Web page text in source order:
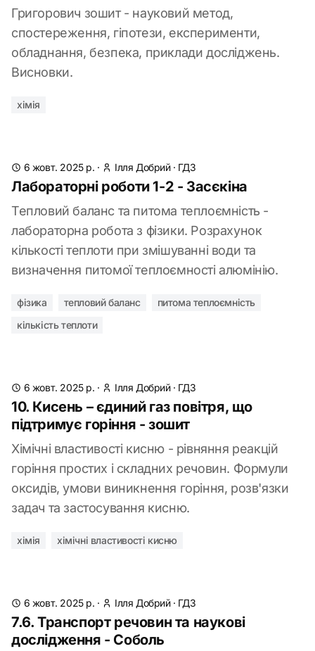
Григорович зошит - науковий метод,
спостереження, гіпотези, експерименти,
обладнання, безпека, приклади досліджень.
Висновки.
хімія
6 жовт. 2025 р. · Ілля Добрий· ГДЗ
Лабораторні роботи 1-2 - Засєкіна
Тепловий баланс та питома теплоємність -
лабораторна робота з фізики. Розрахунок
кількості теплоти при змішуванні води та
визначення питомої теплоємності алюмінію.
фізика тепловий баланс
питома теплоємність
кількість теплоти
6 жовт. 2025 р. · Ілля Добрий· ГДЗ
10. Кисень – єдиний газ повітря, що
підтримує горіння - зошит
Хімічні властивості кисню - рівняння реакцій
горіння простих і складних речовин. Формули
оксидів, умови виникнення горіння, розв'язки
задач та застосування кисню.
хімія хімічні властивості кисню
6 жовт. 2025 р. · Ілля Добрий· ГДЗ
7.6. Транспорт речовин та наукові
дослідження - Соболь